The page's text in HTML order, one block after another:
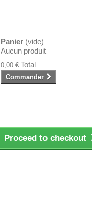
Panier (vide)
Aucun produit
0,00 € Total
Commander
Proceed to checkout